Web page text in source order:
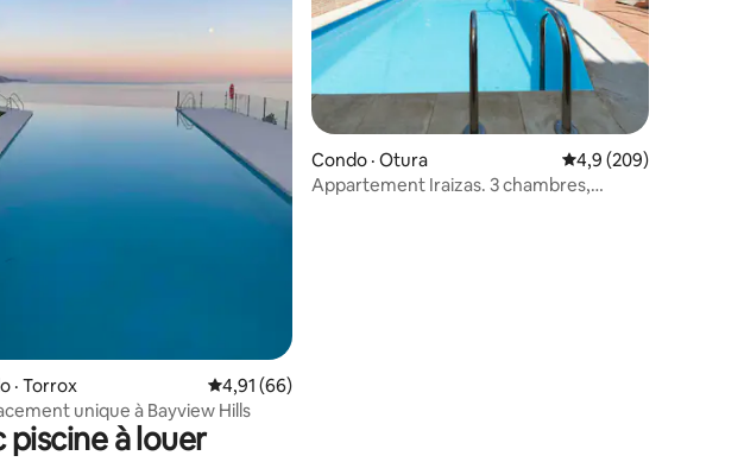
sur 5, 100 commentaires
· Torrox Note moyenne de 4,91 sur 5, 66 commentaires
4,91 (66)
unique à Bayview Hills
Condo · Otura Note moyenne de
4,9 (209)
Appartement Iraizas. 3 chambres,
à louer